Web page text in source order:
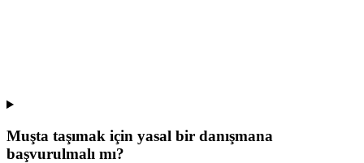
Muşta taşımak için yasal bir danışmana
başvurulmalı mı?